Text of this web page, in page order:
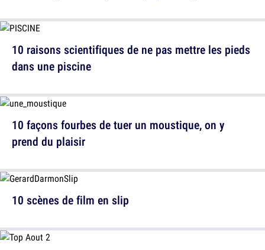
10 façons fourbes de tuer un moustique, on y
prend du plaisir
10 raisons scientifiques de ne pas mettre les pieds
dans une piscine
10 scènes de film en slip